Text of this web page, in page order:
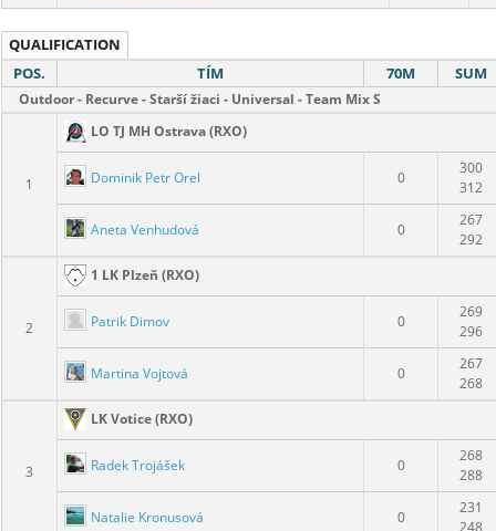
QUALIFICATION
POS.
TÍM 70M SUM
Outdoor - Recurve - Starší žiaci - Universal - Team Mix S
1
LO TJ MH Ostrava (RXO)
Dominik Petr Orel 0
300
312
Aneta Venhudová 0
267
292
2
1 LK Plzeň (RXO)
Patrik Dimov 0
269
296
Martina Vojtová 0
267
268
3
LK Votice (RXO)
Radek Trojášek 0
268
288
Natalie Kronusová 0
231